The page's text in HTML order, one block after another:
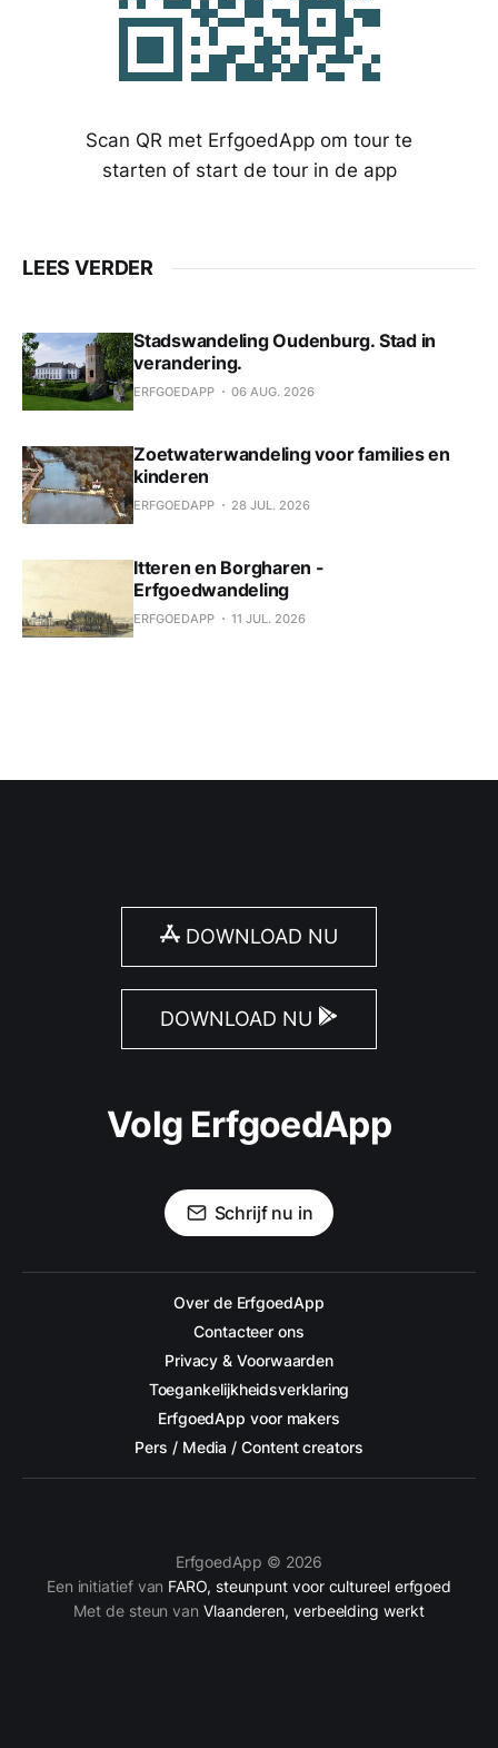
Scan QR met ErfgoedApp om tour te
starten of start de tour in de app
LEES VERDER
Stadswandeling Oudenburg. Stad in
verandering.
ERFGOEDAPP 06 AUG. 2026
Zoetwaterwandeling voor families en
kinderen
ERFGOEDAPP 28 JUL. 2026
Itteren en Borgharen -
Erfgoedwandeling
ERFGOEDAPP 11 JUL. 2026
DOWNLOAD NU
DOWNLOAD NU
Volg ErfgoedApp
Schrijf nu in
Over de ErfgoedApp
Contacteer ons
Privacy & Voorwaarden
Toegankelijkheidsverklaring
ErfgoedApp voor makers
Pers / Media / Content creators
ErfgoedApp © 2026
Een initiatief van FARO, steunpunt voor cultureel erfgoed
Met de steun van Vlaanderen, verbeelding werkt